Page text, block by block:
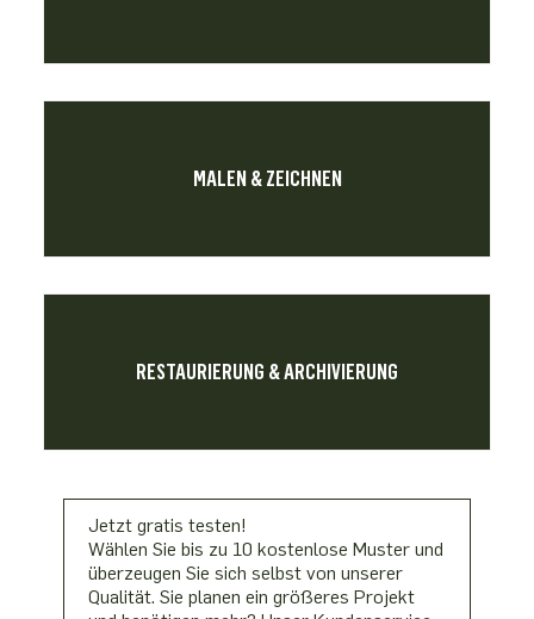
MALEN & ZEICHNEN
RESTAURIERUNG & ARCHIVIERUNG
Jetzt gratis testen!
Wählen Sie bis zu 10 kostenlose Muster und
überzeugen Sie sich selbst von unserer
Qualität. Sie planen ein größeres Projekt